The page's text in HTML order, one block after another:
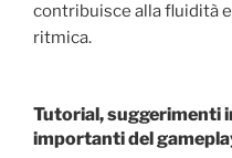
contribuisce alla fluidità e
ritmica.
Tutorial, suggerimenti
importanti del